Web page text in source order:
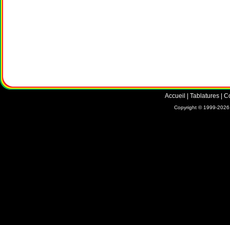
Accueil Tablatures
Copyright © 1999-